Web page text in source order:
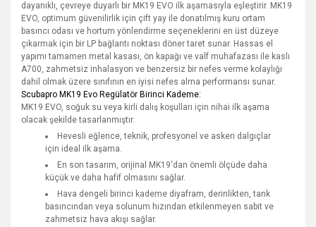
dayanıklı, çevreye duyarlı bir MK19 EVO ilk aşamasıyla eşleştirir. MK19
EVO, optimum güvenilirlik için çift yay ile donatılmış kuru ortam
basıncı odası ve hortum yönlendirme seçeneklerini en üst düzeye
çıkarmak için bir LP bağlantı noktası döner taret sunar. Hassas el
yapımı tamamen metal kasası, ön kapağı ve valf muhafazası ile kaslı
A700, zahmetsiz inhalasyon ve benzersiz bir nefes verme kolaylığı
dahil olmak üzere sınıfının en iyisi nefes alma performansı sunar.
Scubapro MK19 Evo Regülatör Birinci Kademe:
MK19 EVO, soğuk su veya kirli dalış koşulları için nihai ilk aşama
olacak şekilde tasarlanmıştır.
Hevesli eğlence, teknik, profesyonel ve askeri dalgıçlar
için ideal ilk aşama.
En son tasarım, orijinal MK19'dan önemli ölçüde daha
küçük ve daha hafif olmasını sağlar.
Hava dengeli birinci kademe diyafram, derinlikten, tank
basıncından veya solunum hızından etkilenmeyen sabit ve
zahmetsiz hava akışı sağlar.